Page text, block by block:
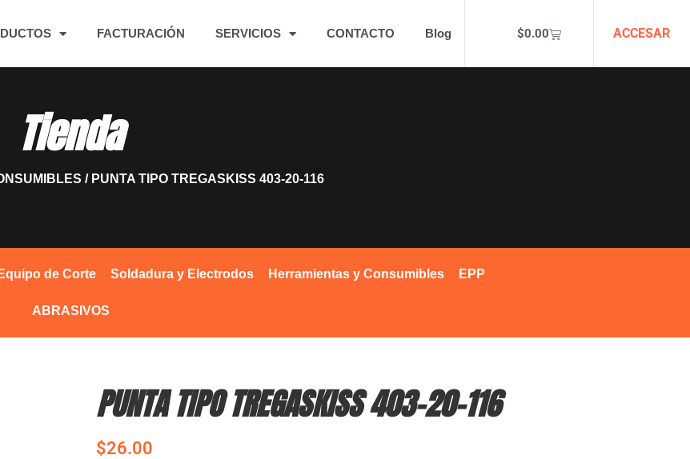
FACTURACIÓN SERVICIOS CONTACTO Blog $0.00 ACCESAR
Tienda
/ PUNTA TIPO TREGASKISS 403-20-116
Equipo de Corte Soldadura y Electrodos Herramientas y Consumibles EPP
ABRASIVOS
PUNTA TIPO TREGASKISS 403-20-116
$26.00